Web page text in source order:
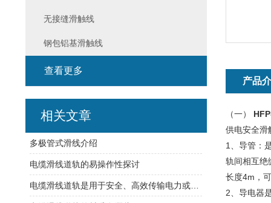
产品
（一）
供电安全滑
1、导管：
轨间相互绝
长度4m，
2、导电器
无接缝滑触线
钢包铝基滑触线
查看更多
相关文章
​多极管式滑线介绍
电缆滑线道轨的易操作性探讨